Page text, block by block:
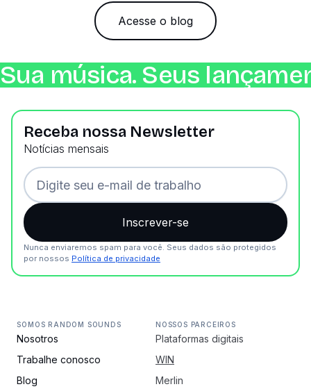
Acesse o blog
Sua música. Seus
Receba nossa Newsletter
Notícias mensais
Nunca enviaremos spam para você. Seus dados são protegidos
por nossos Política de privacidade
SOMOS RANDOM SOUNDS
Nosotros
Trabalhe conosco
Blog
NOSSOS PARCEIROS
Plataformas digitais
WIN
Merlin